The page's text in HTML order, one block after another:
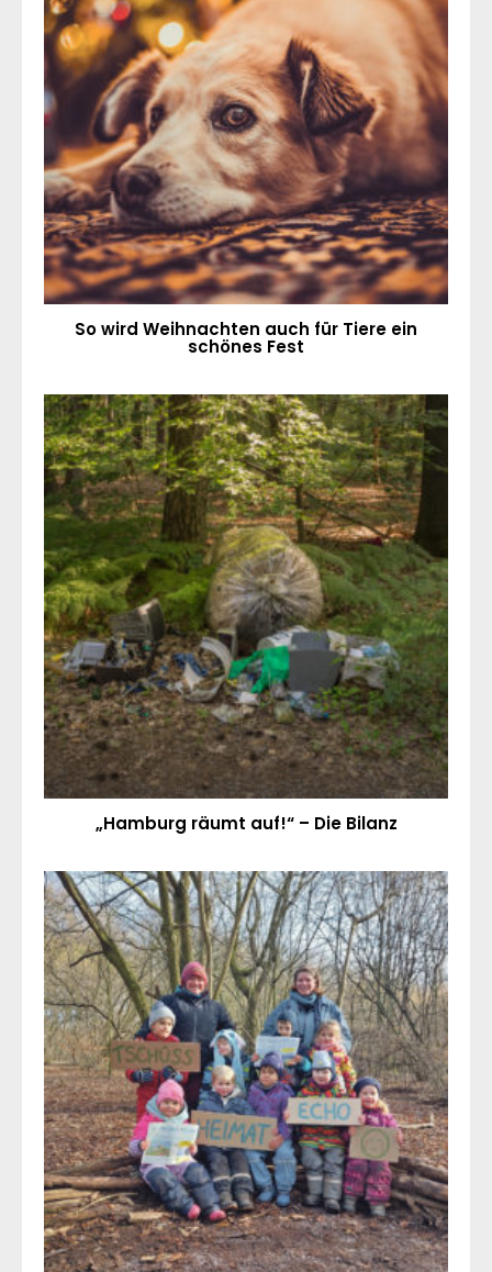
So wird Weihnachten auch für Tiere ein
schönes Fest
„Hamburg räumt auf!“ – Die Bilanz